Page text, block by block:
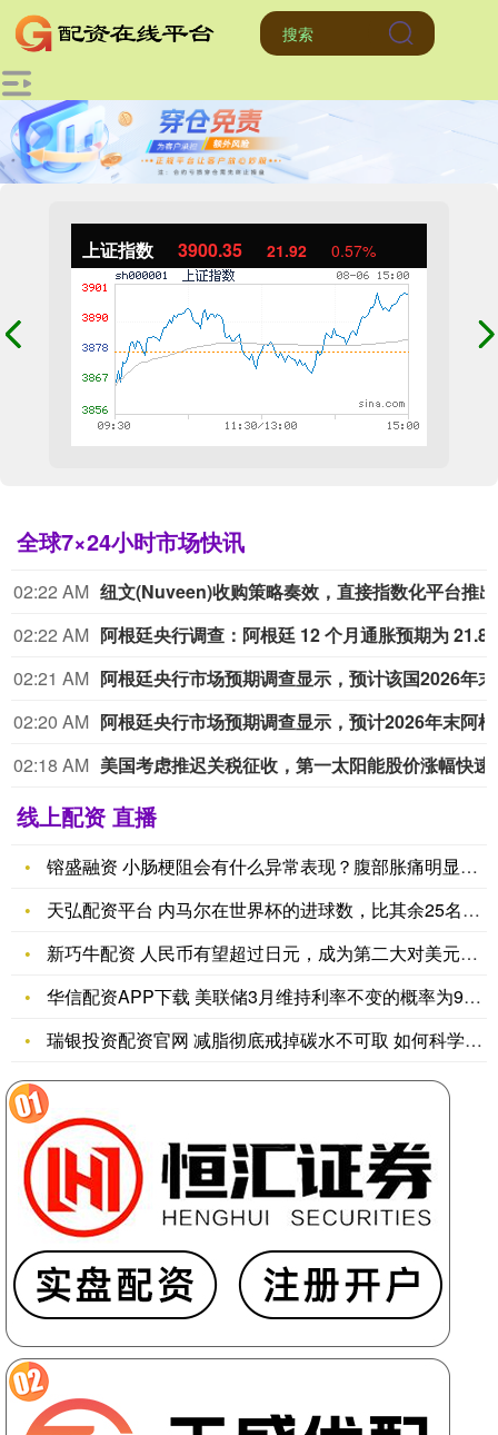
上证指数 3900.35 21.92 0.57%
全球7×24小时市场快讯
02:22 AM
02:22 AM
02:21 AM
02:20 AM
02:18 AM
线上配资 直播
镕盛融资 小肠梗阻会有什么异常表现？腹部胀痛明显时不能大意
天弘配资平台 内马尔在世界杯的进球数，比其余25名巴西国脚加
新巧牛配资 人民币有望超过日元，成为第二大对美元交易货币
华信配资APP下载 美联储3月维持利率不变的概率为99.4%
瑞银投资配资官网 减脂彻底戒掉碳水不可取 如何科学摄入碳水？